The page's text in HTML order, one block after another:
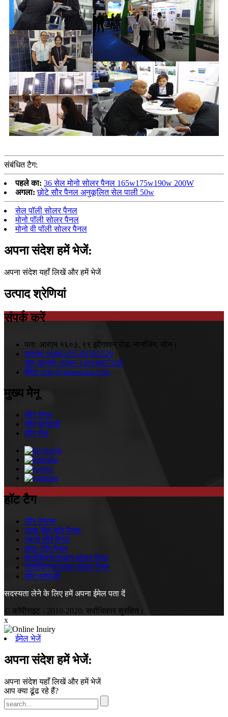
संबंधित टैग:
पहले का: 36 सेल मोनो सोलर पैनल 165w175w190w 200W
अगला: छोटे सौर पैनल अनुकूलित सेल पाली 50w
सेल पॉली सोलर पैनल
मोनो पॉली सोलर पैनल
मोनो वी पॉली सोलर पैनल
अपना संदेश हमें भेजें:
अपना संदेश यहाँ लिखें और हमें भेजें
उत्पाद श्रेणियां
संपर्क करें
पता: आरएम १६०३, ९९ झोंगशान रोड, नानजिंग, चीन।
दूरभाष: 0086-025-85562529
चल दूरभाष: 0086-13814007208
ईमेल: info@amsosolar.com
मुख्य मेनू
सौर पेनल
सौर प्रणाली
सौर सेल
हॉट टैग
सौर पेनल्स
आधा सेल सौर पैनल
ग्लास सौर पैनल
छोटा सौर पैनल
मोनोक्रिस्टलाइन सोलर पैनल
पॉलीक्रिस्टलाइन सोलर पैनल
सौर प्रणाली
सदस्यता लेने के लिए हमें अपना ईमेल पता दें
© कॉपीराइट - 2010-2020: सर्वाधिकार सुरक्षित।
x
ईमेल भेजें
अपना संदेश हमें भेजें:
अपना संदेश यहाँ लिखें और हमें भेजें
आप क्या ढूंढ रहे हैं?